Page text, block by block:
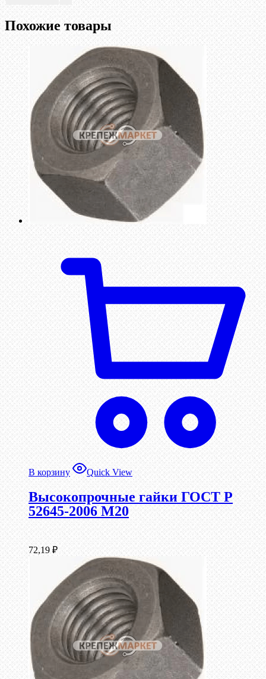
Похожие товары
В корзину Quick View
Высокопрочные гайки ГОСТ Р
52645-2006 М20
72,19 ₽